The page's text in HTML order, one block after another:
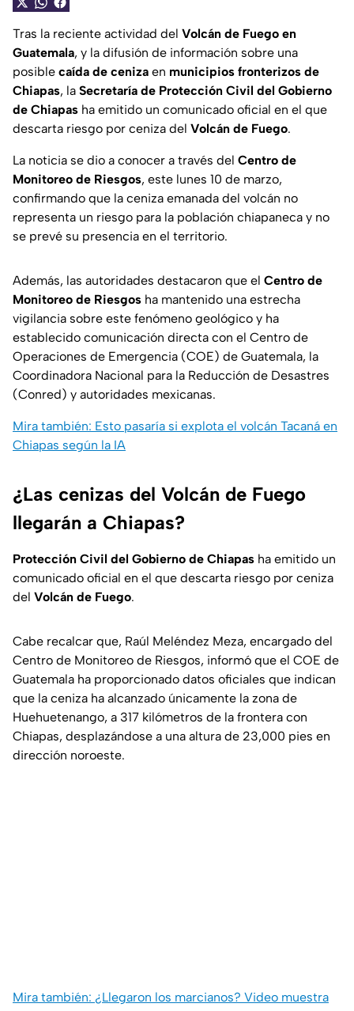
Tras la reciente actividad del Volcán de Fuego en
Guatemala, y la difusión de información sobre una
posible caída de ceniza en municipios fronterizos de
Chiapas, la Secretaría de Protección Civil del Gobierno
de Chiapas ha emitido un comunicado oficial en el que
descarta riesgo por ceniza del Volcán de Fuego.
La noticia se dio a conocer a través del Centro de
Monitoreo de Riesgos, este lunes 10 de marzo,
confirmando que la ceniza emanada del volcán no
representa un riesgo para la población chiapaneca y no
se prevé su presencia en el territorio.
Además, las autoridades destacaron que el Centro de
Monitoreo de Riesgos ha mantenido una estrecha
vigilancia sobre este fenómeno geológico y ha
establecido comunicación directa con el Centro de
Operaciones de Emergencia (COE) de Guatemala, la
Coordinadora Nacional para la Reducción de Desastres
(Conred) y autoridades mexicanas.
Mira también: Esto pasaría si explota el volcán Tacaná en
Chiapas según la IA
¿Las cenizas del Volcán de Fuego
llegarán a Chiapas?
Protección Civil del Gobierno de Chiapas ha emitido un
comunicado oficial en el que descarta riesgo por ceniza
del Volcán de Fuego.
Cabe recalcar que, Raúl Meléndez Meza, encargado del
Centro de Monitoreo de Riesgos, informó que el COE de
Guatemala ha proporcionado datos oficiales que indican
que la ceniza ha alcanzado únicamente la zona de
Huehuetenango, a 317 kilómetros de la frontera con
Chiapas, desplazándose a una altura de 23,000 pies en
dirección noroeste.
Mira también: ¿Llegaron los marcianos? Video muestra